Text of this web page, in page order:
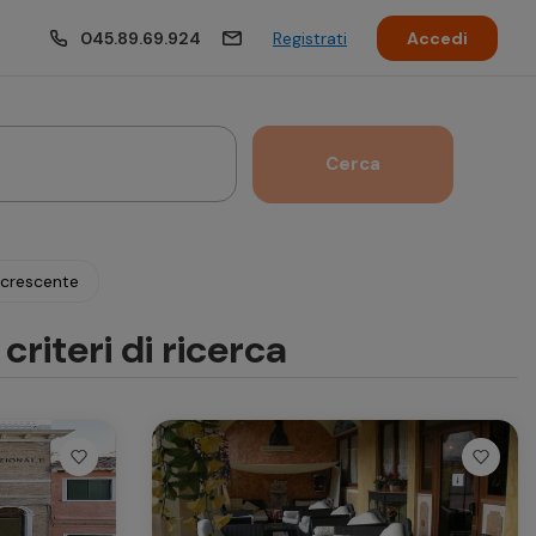
045.89.69.924 Registrati Accedi
12
19
4 5 8 9
11 12 13 14 15 16
Cerca
criteri di ricerca